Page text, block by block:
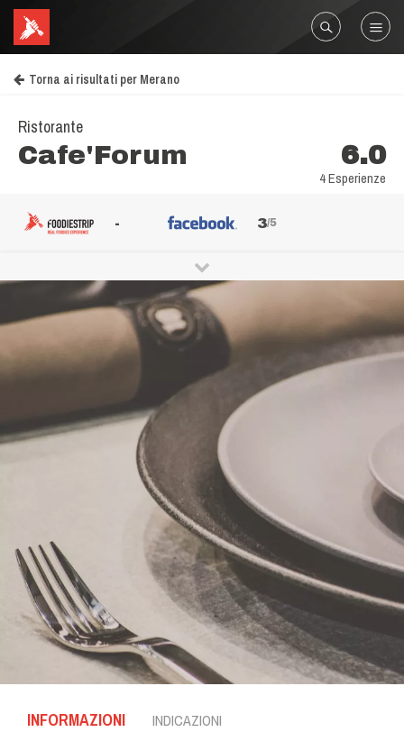
Torna ai risultati per Merano
Ristorante
Cafe'Forum 6.0
4 Esperienze
- 3/5
INFORMAZIONI INDICAZIONI